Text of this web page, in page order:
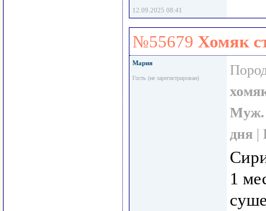
12.09.2025 08:41
№55679 Хомяк
Мария
Гость (не зарегистрирован)
Муж.
дня |
1